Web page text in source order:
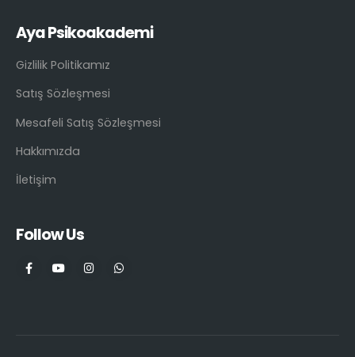
Aya Psikoakademi
Gizlilik Politikamız
Satış Sözleşmesi
Mesafeli Satış Sözleşmesi
Hakkımızda
İletişim
Follow Us